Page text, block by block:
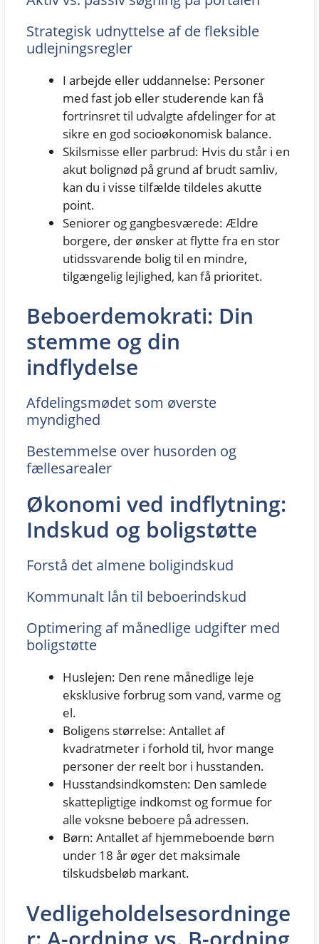
Strategisk udnyttelse af de fleksible
udlejningsregler
I arbejde eller uddannelse: Personer
med fast job eller studerende kan få
fortrinsret til udvalgte afdelinger for at
sikre en god socioøkonomisk balance.
Skilsmisse eller parbrud: Hvis du står i en
akut bolignød på grund af brudt samliv,
kan du i visse tilfælde tildeles akutte
point.
Seniorer og gangbesværede: Ældre
borgere, der ønsker at flytte fra en stor
utidssvarende bolig til en mindre,
tilgængelig lejlighed, kan få prioritet.
Beboerdemokrati: Din
stemme og din
indflydelse
Afdelingsmødet som øverste
myndighed
Bestemmelse over husorden og
fællesarealer
Økonomi ved indflytning:
Indskud og boligstøtte
Forstå det almene boligindskud
Kommunalt lån til beboerindskud
Optimering af månedlige udgifter med
boligstøtte
Huslejen: Den rene månedlige leje
eksklusive forbrug som vand, varme og
el.
Boligens størrelse: Antallet af
kvadratmeter i forhold til, hvor mange
personer der reelt bor i husstanden.
Husstandsindkomsten: Den samlede
skattepligtige indkomst og formue for
alle voksne beboere på adressen.
Børn: Antallet af hjemmeboende børn
under 18 år øger det maksimale
tilskudsbeløb markant.
Vedligeholdelsesordninge